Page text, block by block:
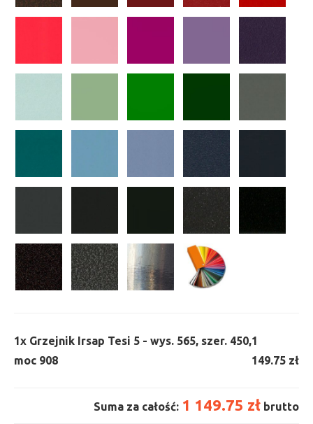
1x Grzejnik Irsap Tesi 5 - wys. 565, szer. 450,
moc 908
1
149.75 zł
Suma za całość: 1 149.75 zł brutto